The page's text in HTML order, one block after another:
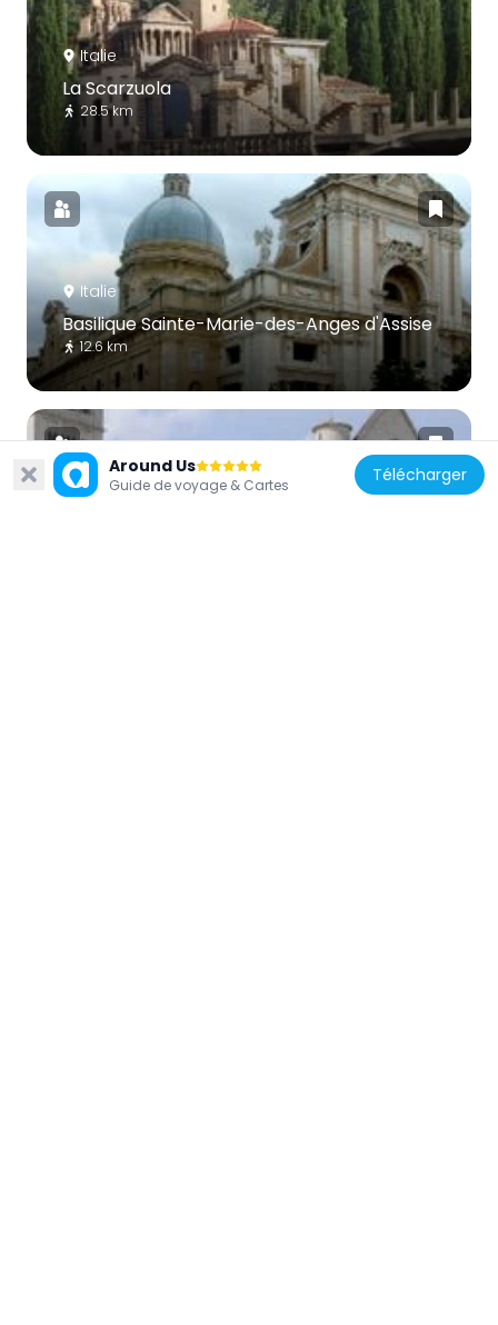
Italie
La Scarzuola
28.5 km
Italie
Basilique Sainte-Marie-des-Anges d'Assise
12.6 km
Around Us
Guide de voyage & Cartes Télécharger